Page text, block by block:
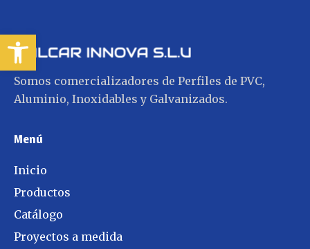
Abrir barra de herramientas
Somos comercializadores de Perfiles de PVC,
Aluminio, Inoxidables y Galvanizados.
Menú
Inicio
Productos
Catálogo
Proyectos a medida